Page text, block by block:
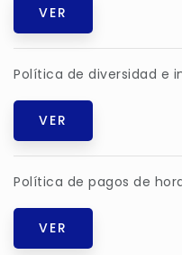
VER
Política de diversidad e
VER
Política de pagos de
VER